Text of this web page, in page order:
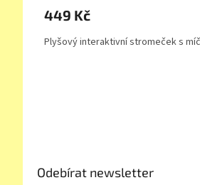
449 Kč
Plyšový interaktivní stromeček s
Odebírat newsletter